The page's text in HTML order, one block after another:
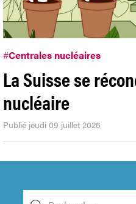
#Centrales nucléaires
La Suisse se
nucléaire
Publié jeudi 09 juillet 2026